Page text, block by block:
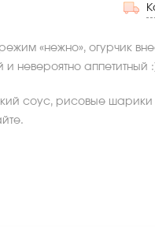
«нежно», огурчик
невероятно аппетитный
соус, рисовые шарики